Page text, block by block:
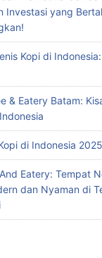
Investasi yang
Kopi di
& Eatery Batam:
di Indonesia
Eatery: Tempat
dan Nyaman di